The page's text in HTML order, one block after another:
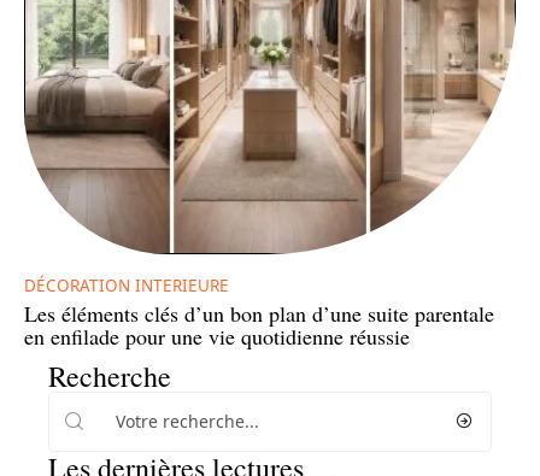
DÉCORATION INTERIEURE
Les éléments clés d’un bon plan d’une suite parentale
en enfilade pour une vie quotidienne réussie
Recherche
Les dernières lectures